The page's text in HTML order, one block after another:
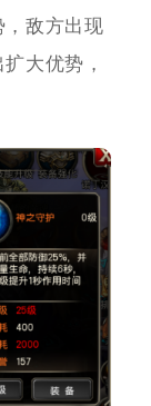
，敌方出现
大优势，